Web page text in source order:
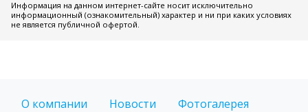
Информация на данном интернет-сайте носит исключительно
информационный (ознакомительный) характер и ни при каких условиях
не является публичной офертой.
О компании Новости
Фотогалерея